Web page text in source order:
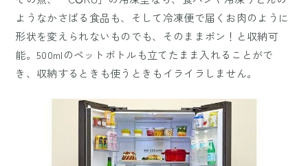
ようなかさばる食品も、そして冷凍便で届くお肉のように
形状を変えられないものでも、そのままポン！と収納可
能。500mlのペットボトルも立てたまま入れることがで
き、収納するときも使うときもイライラしません。